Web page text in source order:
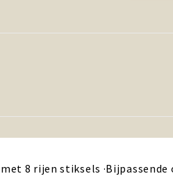
8 rijen stiksels